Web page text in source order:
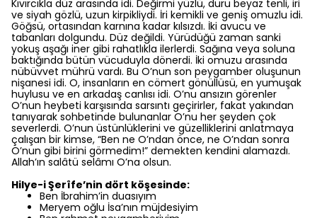
Kıvırcıkla düz arasında idi. Değirmi yüzlü, duru beyaz tenli, iri
ve siyah gözlü, uzun kirpikliydi. İri kemikli ve geniş omuzlu idi.
Göğsü, ortasından karnına kadar kılsızdı. İki avucu ve
tabanları dolgundu. Düz değildi. Yürüdüğü zaman sanki
yokuş aşağı iner gibi rahatlıkla ilerlerdi. Sağına veya soluna
baktığında bütün vücuduyla dönerdi. İki omuzu arasında
nübüvvet mührü vardı. Bu O’nun son peygamber oluşunun
nişanesi idi. O, insanların en cömert gönüllüsü, en yumuşak
huylusu ve en arkadaş canlısı idi. O’nu ansızın görenler
O’nun heybeti karşısında sarsıntı geçirirler, fakat yakından
tanıyarak sohbetinde bulunanlar O’nu her şeyden çok
severlerdi. O’nun üstünlüklerini ve güzelliklerini anlatmaya
çalışan bir kimse, “Ben ne O’ndan önce, ne O’ndan sonra
O’nun gibi birini görmedim!” demekten kendini alamazdı.
Allah’ın salâtü selâmı O’na olsun.
Hilye-i Şerîfe’nin dört köşesinde:
Ben İbrahim’in duasıyım
Meryem oğlu İsa’nın müjdesiyim